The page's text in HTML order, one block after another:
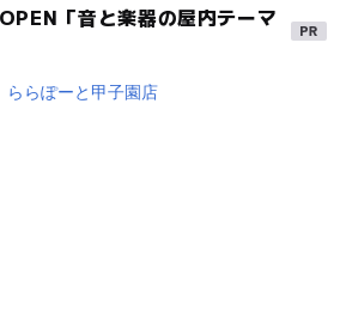
「音と楽器の屋内テーマ